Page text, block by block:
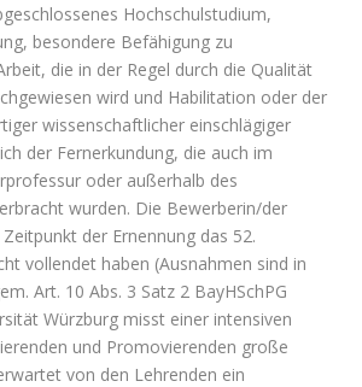
Hochschulstudium,
besondere Befähigung zu
die in der Regel durch die Qualität
wird und Habilitation oder der
wissenschaftlicher einschlägiger
der Fernerkundung, die auch im
oder außerhalb des
wurden. Die Bewerberin/der
der Ernennung das 52.
vollendet haben (Ausnahmen sind in
Art. 10 Abs. 3 Satz 2 BayHSchPG
Würzburg misst einer intensiven
und Promovierenden große
von den Lehrenden ein